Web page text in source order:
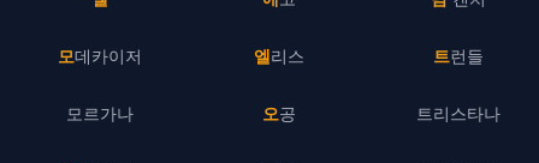
모데카이저
모르가나
엘리스
오공
트런들
트리스타나